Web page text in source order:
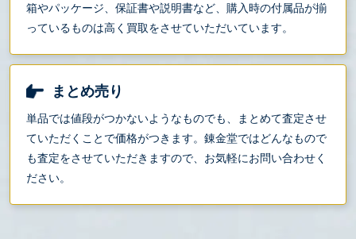
箱やパッケージ、保証書や説明書など、購入時の付属品が揃
っているものは高く買取をさせていただいています。
まとめ売り
単品では値段がつかないようなものでも、まとめて査定させ
ていただくことで価格がつきます。錬金堂ではどんなもので
も査定をさせていただきますので、お気軽にお問い合わせく
ださい。